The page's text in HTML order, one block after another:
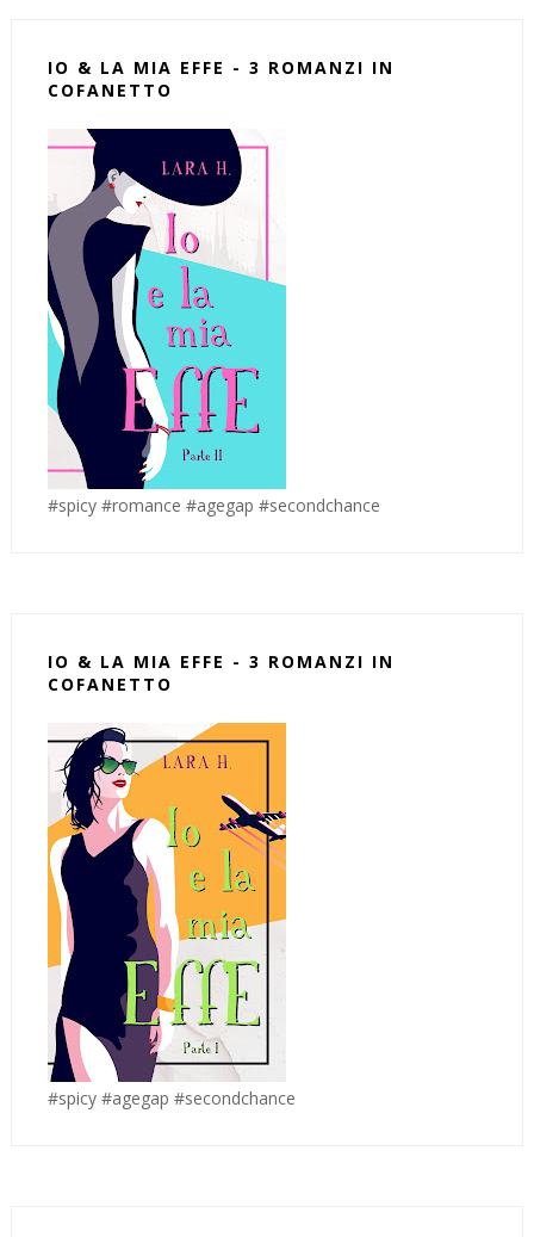
IO & LA MIA EFFE - 3 ROMANZI IN
COFANETTO
#spicy #romance #agegap #secondchance
IO & LA MIA EFFE - 3 ROMANZI IN
COFANETTO
#spicy #agegap #secondchance